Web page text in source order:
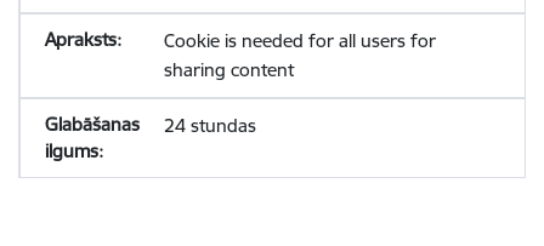
Cookie is needed for all users for
sharing content
24 stundas